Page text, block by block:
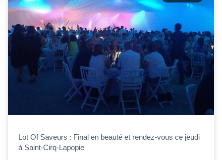
Lot Of Saveurs : Final en beauté et rendez-vous ce jeudi
à Saint-Cirq-Lapopie